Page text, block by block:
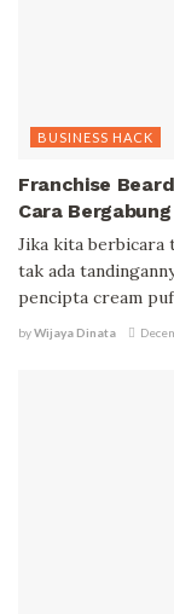
BUSINESS HACK
Franchise
Cara Bergabung
Jika kita berbicara
tak ada
pencipta cream
byWijaya Dinata